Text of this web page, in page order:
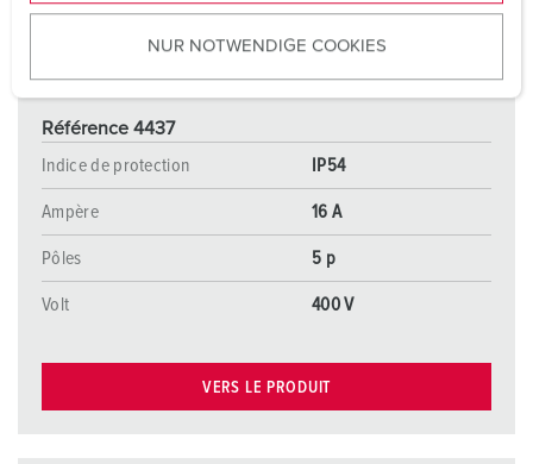
u
w
NUR NOTWENDIGE COOKIES
Référence 4437
Indice de protection
IP54
Ampère 16 A
Pôles 5 p
Volt 400 V
VERS LE PRODUIT